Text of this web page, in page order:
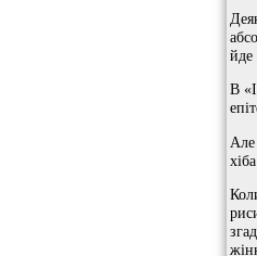
йде
В
Але